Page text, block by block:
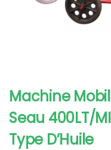
Machine
Seau 400LT/
Type D’Huile